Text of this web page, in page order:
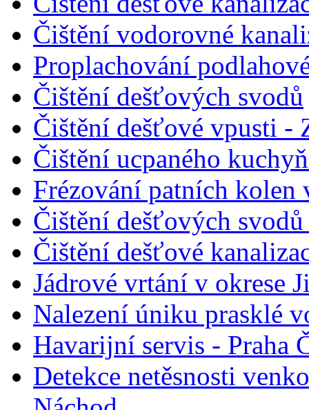
Čištění vodorovné
Proplachování
Čištění dešťových svodů
Čištění dešťové vpusti -
Čištění ucpaného
Frézování patních kolen
Čištění dešťových
Čištění dešťové
Jádrové vrtání v okrese
Nalezení úniku prasklé
Havarijní servis - Praha
Detekce netěsnosti